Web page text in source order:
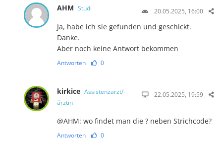
AHM Studi 20.05.2025, 16:00
Ja, habe ich sie gefunden und geschickt.
Danke.
Aber noch keine Antwort bekommen
Antworten 0
kirkice Assistenzarzt/-
ärztin
22.05.2025, 19:59
@AHM: wo findet man die ? neben Strichcode?
Antworten 0